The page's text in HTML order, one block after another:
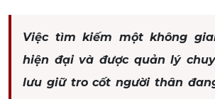
Việc tìm kiếm một không
hiện đại và được quản lý
lưu giữ tro cốt người thân